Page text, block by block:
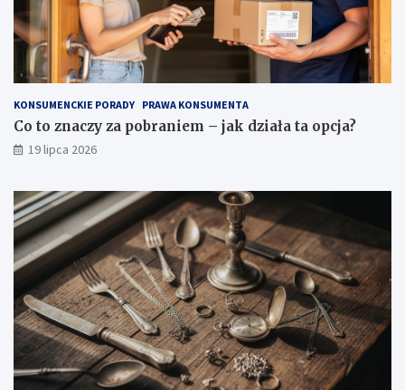
KONSUMENCKIE PORADY PRAWA KONSUMENTA
Co to znaczy za pobraniem – jak działa ta opcja?
19 lipca 2026